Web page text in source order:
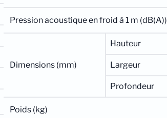
Pression acoustique en froid à 1 m (dB(A))
Dimensions (mm)
Hauteur
Largeur
Profondeur
Poids (kg)